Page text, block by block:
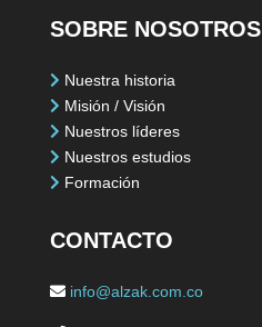
SOBRE NOSOTROS
Nuestra historia
Misión / Visión
Nuestros líderes
Nuestros estudios
Formación
CONTACTO
info@alzak.com.co